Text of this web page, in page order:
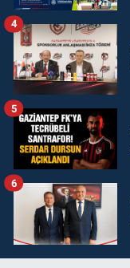
4
5
6